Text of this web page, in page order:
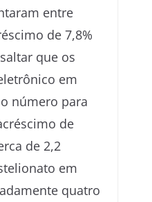
entre
de 7,8%
que os
em
número para
de
de 2,2
em
quatro